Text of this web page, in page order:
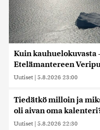
Kuin kauhuelokuvasta
Etelämantereen
Uutiset | 5.8.2026 23:00
Tiedätkö milloin ja
oli aivan oma
Uutiset | 5.8.2026 22:30